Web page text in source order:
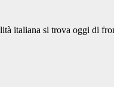
italiana si trova oggi di